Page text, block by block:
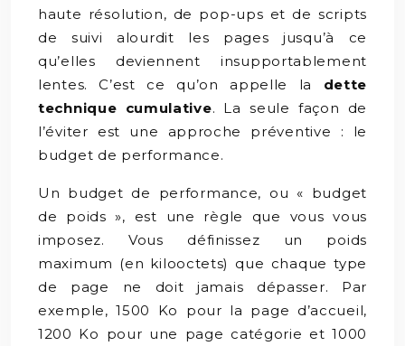
haute résolution, de pop-ups et de scripts
de suivi alourdit les pages jusqu’à ce
qu’elles deviennent insupportablement
lentes. C’est ce qu’on appelle la dette
technique cumulative. La seule façon de
l’éviter est une approche préventive : le
budget de performance.
Un budget de performance, ou « budget
de poids », est une règle que vous vous
imposez. Vous définissez un poids
maximum (en kilooctets) que chaque type
de page ne doit jamais dépasser. Par
exemple, 1500 Ko pour la page d’accueil,
1200 Ko pour une page catégorie et 1000